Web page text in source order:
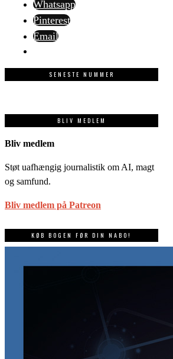
Whatsapp
Pinterest
Email
SENESTE NUMMER
BLIV MEDLEM
Bliv medlem
Støt uafhængig journalistik om AI, magt
og samfund.
Bliv medlem på Patreon
KØB BOGEN FØR DIN NABO!